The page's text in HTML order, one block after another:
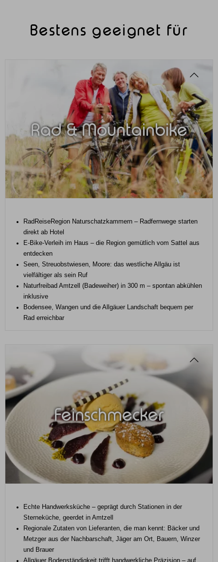
Bestens geeignet für
Rad & Mountainbike
RadReiseRegion Naturschatzkammern – Radfernwege starten
direkt ab Hotel
E-Bike-Verleih im Haus – die Region gemütlich vom Sattel aus
entdecken
Seen, Streuobstwiesen, Moore: das westliche Allgäu ist
vielfältiger als sein Ruf
Naturfreibad Amtzell (Badeweiher) in 300 m – spontan abkühlen
inklusive
Bodensee, Wangen und die Allgäuer Landschaft bequem per
Rad erreichbar
Feinschmecker
Echte Handwerksküche – geprägt durch Stationen in der
Sterneküche, geerdet in Amtzell
Regionale Zutaten von Lieferanten, die man kennt: Bäcker und
Metzger aus der Nachbarschaft, Jäger am Ort, Bauern, Winzer
und Brauer
Allgäuer Bodenständigkeit trifft handwerkliche Präzision – auf